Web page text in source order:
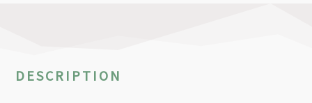
DESCRIPTION